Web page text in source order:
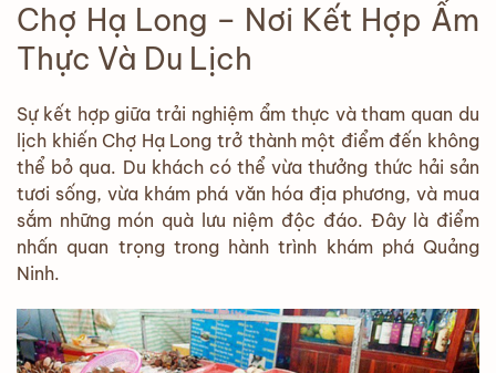
Chợ Hạ Long – Nơi Kết Hợp Ẩm
Thực Và Du Lịch
Sự kết hợp giữa trải nghiệm ẩm thực và tham quan du
lịch khiến Chợ Hạ Long trở thành một điểm đến không
thể bỏ qua. Du khách có thể vừa thưởng thức hải sản
tươi sống, vừa khám phá văn hóa địa phương, và mua
sắm những món quà lưu niệm độc đáo. Đây là điểm
nhấn quan trọng trong hành trình khám phá Quảng
Ninh.